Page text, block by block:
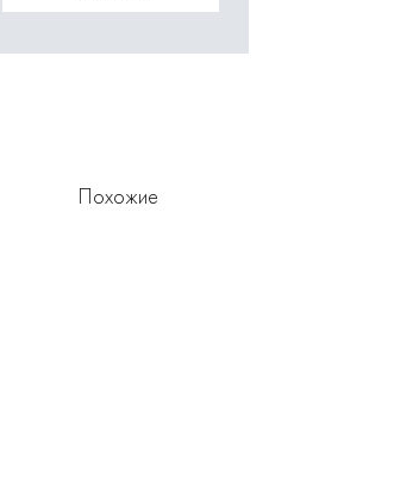
Похожие